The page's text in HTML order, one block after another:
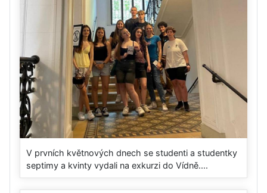
V prvních květnových dnech se studenti a studentky
septimy a kvinty vydali na exkurzi do Vídně....